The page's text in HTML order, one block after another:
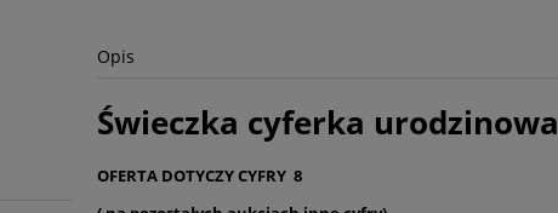
Opis
Świeczka cyferka urodzinowa
OFERTA DOTYCZY CYFRY 8